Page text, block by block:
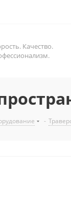
Качество.
-